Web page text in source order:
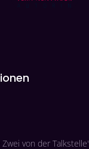
von der Talkstelle'